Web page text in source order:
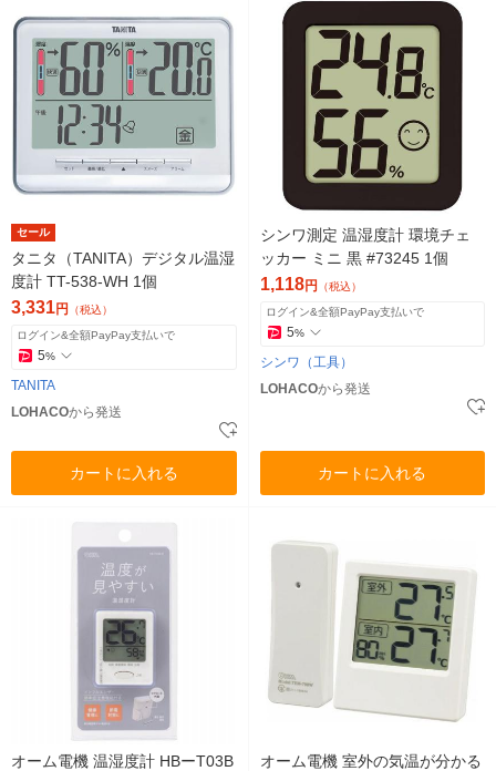
セール
タニタ（TANITA）デジタル温湿
度計 TT-538-WH 1個
3,331円 （税込）
ログイン&全額PayPay支払いで
5%
TANITA
LOHACOから発送
カートに入れる
シンワ測定 温湿度計 環境チェ
ッカー ミニ 黒 #73245 1個
1,118円 （税込）
ログイン&全額PayPay支払いで
5%
シンワ（工具）
LOHACOから発送
カートに入れる
オーム電機 温湿度計 HBーT03B
オーム電機 室外の気温が分かる